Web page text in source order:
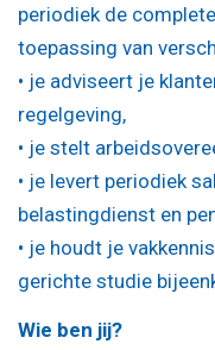
periodiek de
toepassing van
• je adviseert je
regelgeving,
• je stelt
• je levert periodiek
belastingdienst en
• je houdt je
gerichte studie
Wie ben jij?